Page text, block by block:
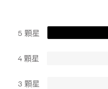
5 顆星
4 顆星
3 顆星